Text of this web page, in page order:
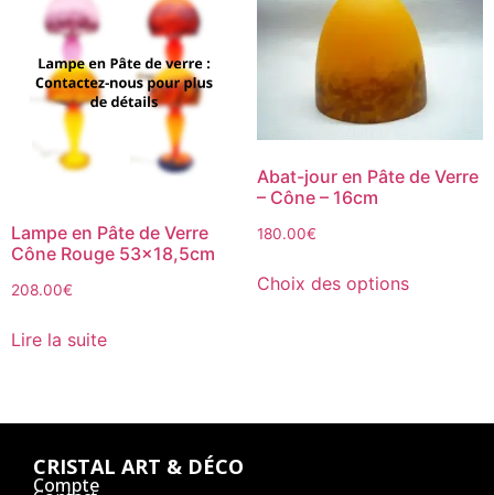
Lampe en Pâte de Verre
Cône Rouge 53×18,5cm
208.00€
Lire la suite
Abat-jour en Pâte de Verre
– Cône – 16cm
180.00€
Choix des options
CRISTAL ART & DÉCO
Compte